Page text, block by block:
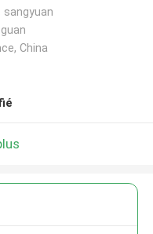
sangyuan
China